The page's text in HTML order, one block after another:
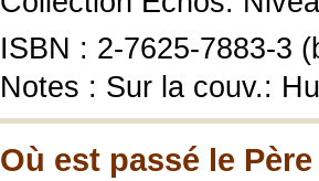
ISBN : 2-7625-7883-3
Notes : Sur la couv.:
Où est passé le